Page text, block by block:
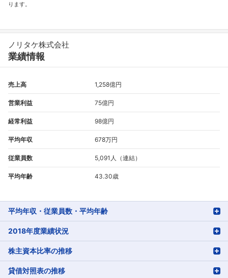
フォローしました
こちらの企業もフォローしませんか？
ります。
ノリタケ株式会社
業績情報
売上高 1,258億円
営業利益 75億円
経常利益 98億円
平均年収 678万円
従業員数 5,091人（連結）
平均年齢 43.30歳
平均年収・従業員数・平均年齢
2018年度業績状況
株主資本比率の推移
貸借対照表の推移